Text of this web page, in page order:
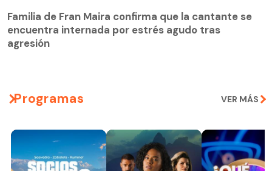
Familia de Fran Maira confirma que la cantante se
encuentra internada por estrés agudo tras
agresión
Programas VER MÁS